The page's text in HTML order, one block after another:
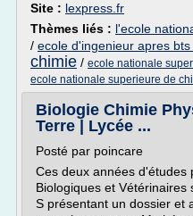
Site : lexpress.fr
Thèmes liés : l'ecole
/ ecole d'ingenieur apres bts
chimie / ecole nationale
ecole nationale superieure de
Biologie Chimie
Terre | Lycée ...
Posté par poincare
Ces deux années d'études
Biologiques et
S présentant un dossier et